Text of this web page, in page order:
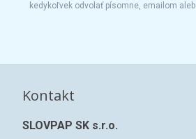
kedykoľvek odvolať písomne, emailom
Kontakt
SLOVPAP SK s.r.o.